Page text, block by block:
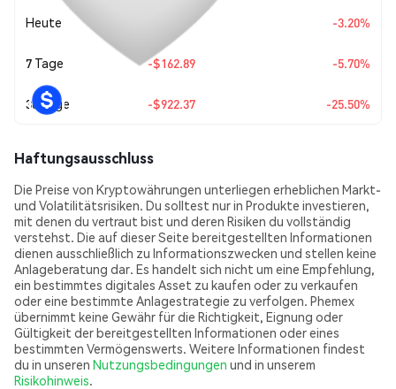
Heute -3.20%
7 Tage -$162.89 -5.70%
30 Tage -$922.37 -25.50%
Haftungsausschluss
Die Preise von Kryptowährungen unterliegen erheblichen Markt-
und Volatilitätsrisiken. Du solltest nur in Produkte investieren,
mit denen du vertraut bist und deren Risiken du vollständig
verstehst. Die auf dieser Seite bereitgestellten Informationen
dienen ausschließlich zu Informationszwecken und stellen keine
Anlageberatung dar. Es handelt sich nicht um eine Empfehlung,
ein bestimmtes digitales Asset zu kaufen oder zu verkaufen
oder eine bestimmte Anlagestrategie zu verfolgen. Phemex
übernimmt keine Gewähr für die Richtigkeit, Eignung oder
Gültigkeit der bereitgestellten Informationen oder eines
bestimmten Vermögenswerts. Weitere Informationen findest
du in unseren Nutzungsbedingungen und in unserem
Risikohinweis.